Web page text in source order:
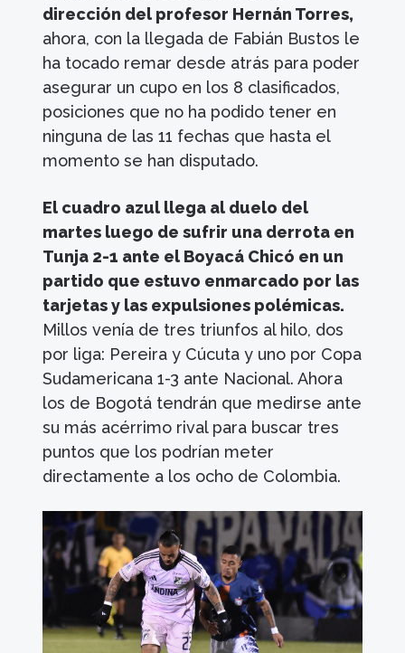
dirección del profesor Hernán Torres,
ahora, con la llegada de Fabián Bustos le
ha tocado remar desde atrás para poder
asegurar un cupo en los 8 clasificados,
posiciones que no ha podido tener en
ninguna de las 11 fechas que hasta el
momento se han disputado.
El cuadro azul llega al duelo del
martes luego de sufrir una derrota en
Tunja 2-1 ante el Boyacá Chicó en un
partido que estuvo enmarcado por las
tarjetas y las expulsiones polémicas.
Millos venía de tres triunfos al hilo, dos
por liga: Pereira y Cúcuta y uno por Copa
Sudamericana 1-3 ante Nacional. Ahora
los de Bogotá tendrán que medirse ante
su más acérrimo rival para buscar tres
puntos que los podrían meter
directamente a los ocho de Colombia.